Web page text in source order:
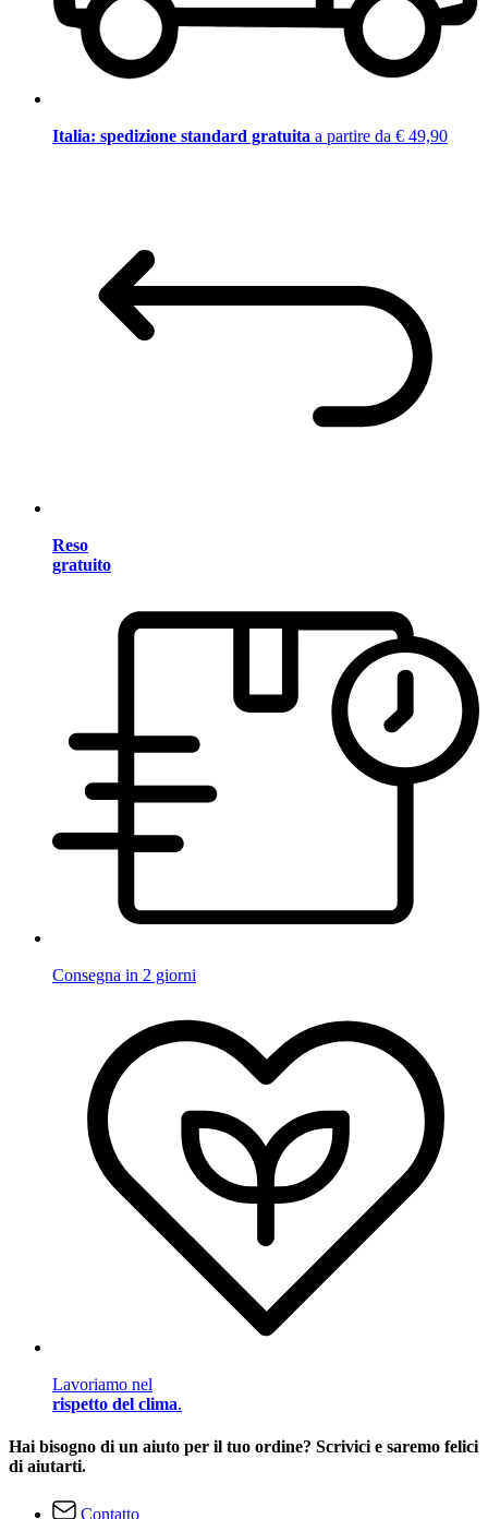
Italia: spedizione standard gratuita a partire da € 49,90
Reso
gratuito
Consegna in 2 giorni
Lavoriamo nel
rispetto del clima.
Hai bisogno di un aiuto per il tuo ordine? Scrivici e saremo felici
di aiutarti.
Contatto